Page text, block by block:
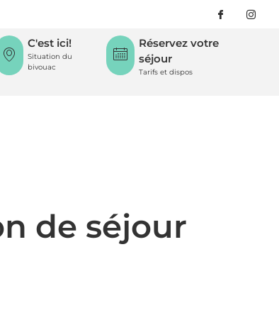
C'est ici!
Situation du
bivouac
Réservez votre
séjour
Tarifs et dispos
de séjour